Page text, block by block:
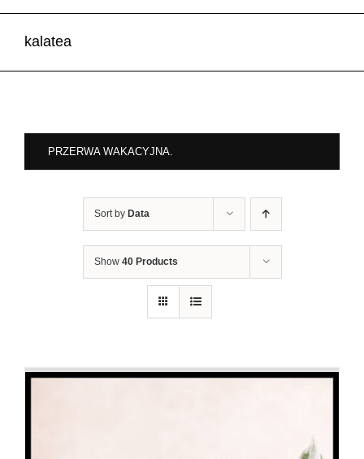
kalatea
PRZERWA WAKACYJNA.
Sort by Data
Show 40 Products